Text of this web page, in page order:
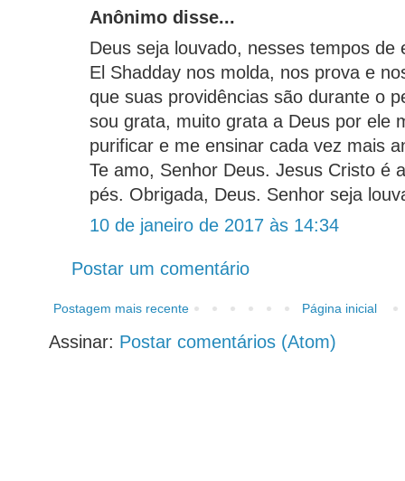
Anônimo disse...
Deus seja louvado, nesses tempos de
El Shadday nos molda, nos prova e
que suas providências são durante o
sou grata, muito grata a Deus por ele
purificar e me ensinar cada vez mais
Te amo, Senhor Deus. Jesus Cristo é
pés. Obrigada, Deus. Senhor seja
10 de janeiro de 2017 às 14:34
Postar um comentário
Postagem mais recente Página inicial
Assinar: Postar comentários (Atom)